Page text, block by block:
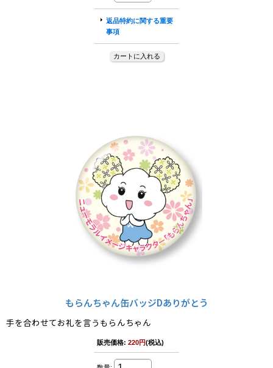
もらんちゃん缶バッジDありがとう
手を合わせてお礼を言うもらんちゃん